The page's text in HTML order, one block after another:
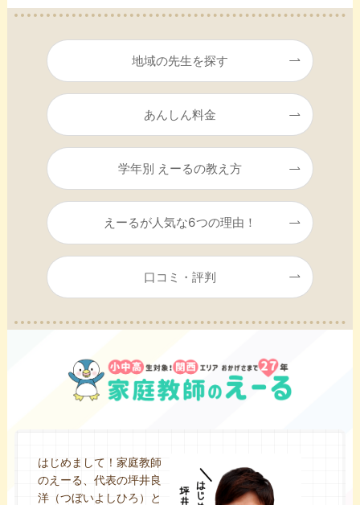
地域の先生を探す
あんしん料金
学年別 えーるの教え方
えーるが人気な6つの理由！
口コミ・評判
はじめまして！家庭教師
のえーる、代表の坪井良
洋（つぼいよしひろ）と